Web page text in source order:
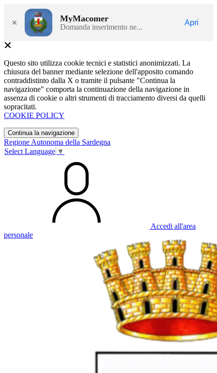
× MyMacomer
Domanda inserimento ne...
Apri
Questo sito utilizza cookie tecnici e statistici anonimizzati. La
chiusura del banner mediante selezione dell'apposito comando
contraddistinto dalla X o tramite il pulsante "Continua la
navigazione" comporta la continuazione della navigazione in
assenza di cookie o altri strumenti di tracciamento diversi da quelli
sopracitati.
COOKIE POLICY
Continua la navigazione
Regione Autonoma della Sardegna
Select Language ▼
Accedi all'area
personale